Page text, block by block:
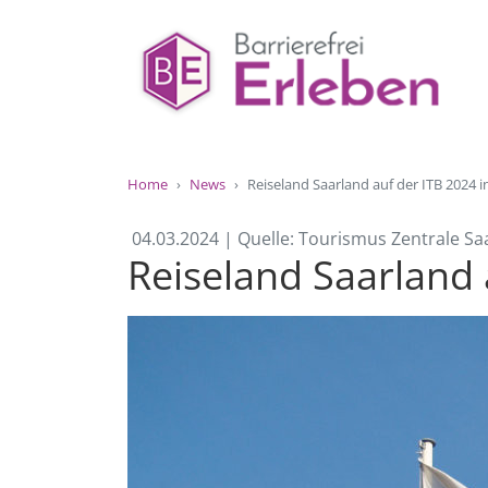
Home News Reiseland Saarland auf der ITB 2024
04.03.2024 | Quelle: Tourismus Zentrale
Reiseland